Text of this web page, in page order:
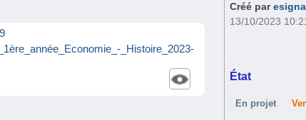
_Histoire_2023-
Créé par
13/10/2023 10:21
État
En projet